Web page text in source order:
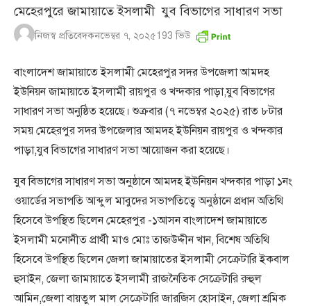
মেহেরপুরে জামায়াতে ইসলামী যুব বিভাগের সাধারণ সভা
নিজস্ব প্রতিবেদকনভেম্বর ৭, ২০২৫193 ভিউ
বাংলাদেশ জামায়াতে ইসলামী মেহেরপুর সদর উপজেলা আমদহ
ইউনিয়ন জামায়াতে ইসলামী রায়পুর ও খন্দকার পাড়া,যুব বিভাগের
সাধারণ সভা অনুষ্ঠিত হয়েছে। শুক্রবার (৭ নভেম্বর ২০২৫) রাত ৮টার
সময় মেহেরপুর সদর উপজেলার আমদহ ইউনিয়ন রায়পুর ও খন্দকার
পাড়া,যুব বিভাগের সাধারণ সভা আয়োজন করা হয়েছে।
যুব বিভাগের সাধারণ সভা অনুষ্ঠানে আমদহ ইউনিয়ন খন্দকার পাড়া ১নং
ওয়ার্ডের সভাপতি আব্দুল মাবুদের সভাপতিত্বে অনুষ্ঠানে প্রধান অতিথি
হিসেবে উপস্থিত ছিলেন মেহেরপুর -১আসন বাংলাদেশ জামায়াতে
ইসলামী মনোনীত প্রার্থী মাও মোঃ তাজউদ্দীন খান, বিশেষ অতিথি
হিসেবে উপস্থিত ছিলেন জেলা জামায়াতের ইসলামী সেক্রেটারি ইকবাল
হুসাইন, জেলা জামায়াতে ইসলামী রাজনৈতিক সেক্রেটারি রুহুল
আমিন,জেলা বায়তুল মাল সেক্রেটারি জারজিস হোসাইন, জেলা শ্রমিক